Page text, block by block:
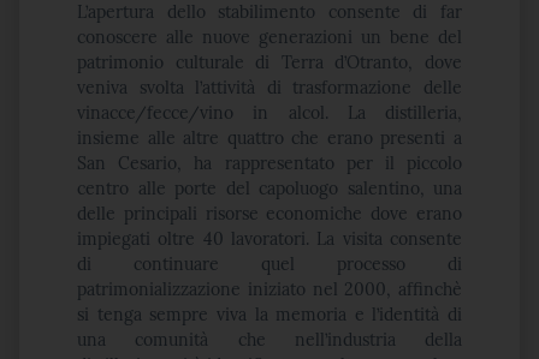
L’apertura dello stabilimento consente di far
conoscere alle nuove generazioni un bene del
patrimonio culturale di Terra d’Otranto, dove
veniva svolta l’attività di trasformazione delle
vinacce/fecce/vino in alcol. La distilleria,
insieme alle altre quattro che erano presenti a
San Cesario, ha rappresentato per il piccolo
centro alle porte del capoluogo salentino, una
delle principali risorse economiche dove erano
impiegati oltre 40 lavoratori. La visita consente
di continuare quel processo di
patrimonializzazione iniziato nel 2000, affinchè
si tenga sempre viva la memoria e l’identità di
una comunità che nell’industria della